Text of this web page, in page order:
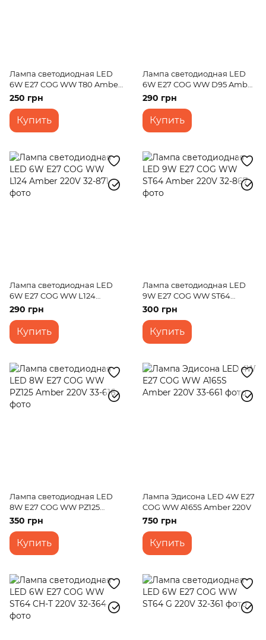
Лампа светодиодная LED
6W E27 COG WW T80 Amber
220V
250 грн
Купить
Лампа светодиодная LED
6W E27 COG WW D95 Amber
220V
290 грн
Купить
Лампа светодиодная LED
6W E27 COG WW L124
Amber 220V
290 грн
Купить
Лампа светодиодная LED
9W E27 COG WW ST64
Amber 220V
300 грн
Купить
Лампа светодиодная LED
8W E27 COG WW PZ125
Amber 220V
350 грн
Купить
Лампа Эдисона LED 4W E27
COG WW A165S Amber 220V
750 грн
Купить